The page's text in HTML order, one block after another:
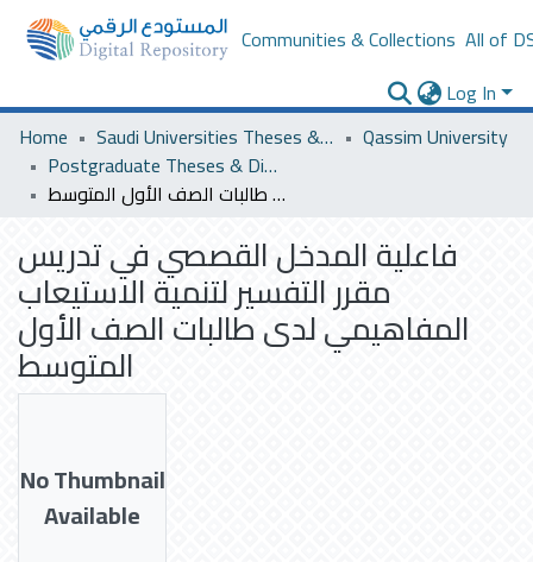
Communities & Collections All of
Log In
Home
Saudi Universities Theses & Dissertations
Qassim University
Postgraduate Theses & Dissertations
فاعلية المدخل القصصي في تدريس مقرر التفسير لتنمية الاستيعاب المفاهيمي لدى طالبات الصف الأول المتوسط
فاعلية المدخل القصصي في تدريس
مقرر التفسير لتنمية الاستيعاب
المفاهيمي لدى طالبات الصف الأول
المتوسط
No Thumbnail
Available